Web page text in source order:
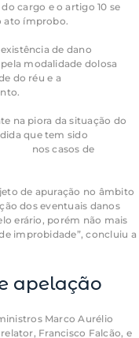
cargo e o artigo 10 se
ato ímprobo.
de dano
modalidade dolosa
do réu e a
na piora da situação do
que tem sido
nos casos de
de apuração no âmbito
dos eventuais danos
erário, porém não mais
improbidade”, concluiu a
apelação
Marco Aurélio
Francisco Falcão, e